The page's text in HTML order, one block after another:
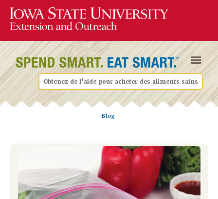
Obtenez de l’aide pour acheter des aliments sains
Blog